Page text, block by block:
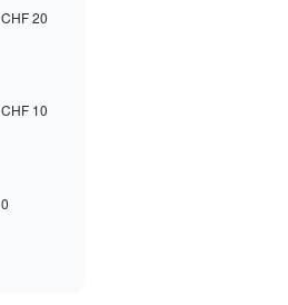
0
CHF 10
CHF 20